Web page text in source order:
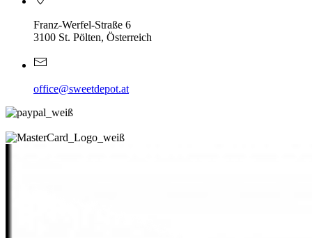
Franz-Werfel-Straße 6
3100 St. Pölten, Österreich
office@sweetdepot.at